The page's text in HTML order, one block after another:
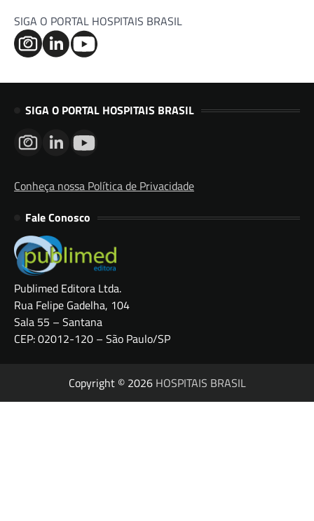
SIGA O PORTAL HOSPITAIS BRASIL
SIGA O PORTAL HOSPITAIS BRASIL
Conheça nossa Política de Privacidade
Fale Conosco
Publimed Editora Ltda.
Rua Felipe Gadelha, 104
Sala 55 – Santana
CEP: 02012-120 – São Paulo/SP
Copyright © 2026 HOSPITAIS BRASIL